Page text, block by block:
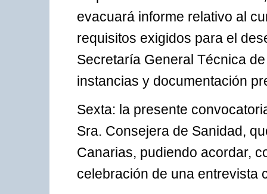
evacuará informe relativo al
requisitos exigidos para el
Secretaría General Técnica
instancias y documentación
Sexta: la presente
Sra. Consejera de Sanidad,
Canarias, pudiendo acordar,
celebración de una entrevista